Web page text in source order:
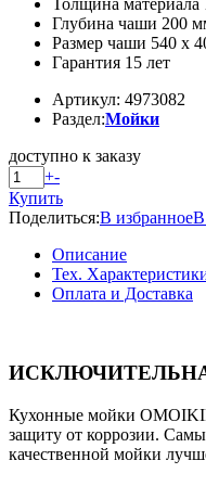
Толщина
Глубина чаши 200
Размер чаши 540 x
Гарантия 15 лет
Артикул: 4973082
Раздел:Мойки
доступно к заказу
+-
Купить
Поделиться:В избранноеВ
Описание
Тех.
Оплата и Доставка
Кухонные мойки
защиту от коррозии.
качественной мойки